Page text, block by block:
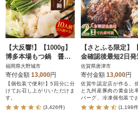
【大反響!】【1000g】
博多本場もつ鍋 醤油
味「2人前×5回分」
福岡県大野城市
寄付金額 13,000円
【個包装で便利!】5回分に分
けてお召し上がりいただけま
す。
(3,426件)
【さとふる限定】
金確認後最短2日発
佐賀牛合挽ハンバ
40g×10個
佐賀県唐津市
寄付金額 13,000円
佐賀牛認定店が作る、
と九州産豚肉の黄金比
バーグ、冷凍個包装で
します。
(1,198